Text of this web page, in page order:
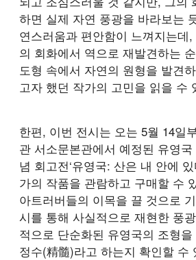
하면 실제 자연 풍광을 바라보는
연스러움과 편안함이 느껴지는데
의 회화에서 역으로 재발견하는
도형 속에서 자연의 원형을 발견
고자 했던 작가의 고민을 읽을 수
한편, 이번 전시는 오는 5월 14일
관 서소문본관에서 예정된 유영
념 회고전‘유영국: 산은 내 안에
가의 작품을 관람하고 구매할 수
아트러버들의 이목을 끌 것으로
시를 통해 사실적으로 재현한 풍
적으로 단순화된 유영국의 조형
정수(精髓)라고 하는지 확인할 수